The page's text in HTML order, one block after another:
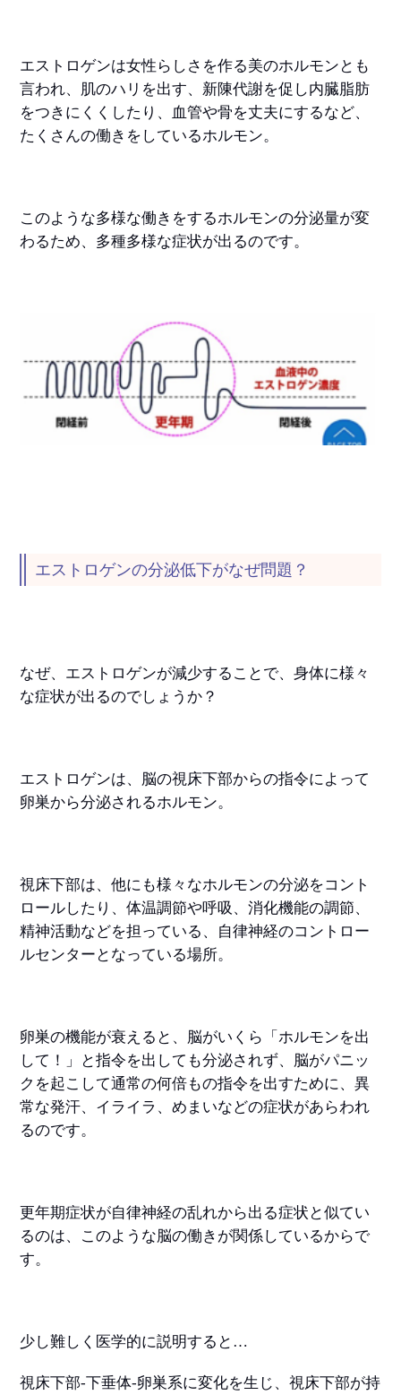
エストロゲンは女性らしさを作る美のホルモンとも
言われ、肌のハリを出す、新陳代謝を促し内臓脂肪
をつきにくくしたり、血管や骨を丈夫にするなど、
たくさんの働きをしているホルモン。
このような多様な働きをするホルモンの分泌量が変
わるため、多種多様な症状が出るのです。
エストロゲンの分泌低下がなぜ問題？
なぜ、エストロゲンが減少することで、身体に様々
な症状が出るのでしょうか？
エストロゲンは、脳の視床下部からの指令によって
卵巣から分泌されるホルモン。
視床下部は、他にも様々なホルモンの分泌をコント
ロールしたり、体温調節や呼吸、消化機能の調節、
精神活動などを担っている、自律神経のコントロー
ルセンターとなっている場所。
卵巣の機能が衰えると、脳がいくら「ホルモンを出
して！」と指令を出しても分泌されず、脳がパニッ
クを起こして通常の何倍もの指令を出すために、異
常な発汗、イライラ、めまいなどの症状があらわれ
るのです。
更年期症状が自律神経の乱れから出る症状と似てい
るのは、このような脳の働きが関係しているからで
す。
少し難しく医学的に説明すると…
視床下部-下垂体-卵巣系に変化を生じ、視床下部が持